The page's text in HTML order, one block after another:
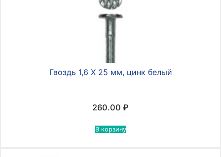
Гвоздь 1,6 Х 25 мм, цинк белый
260.00 ₽
В корзину